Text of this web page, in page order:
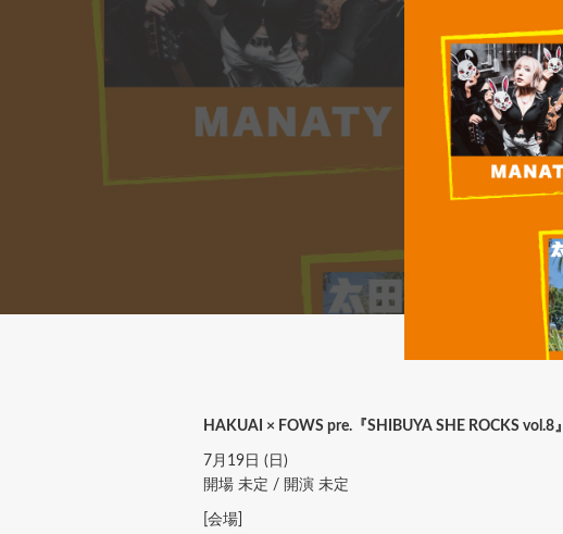
HAKUAI × FOWS pre.『SHIBUYA SHE ROCKS vol.8』
7月19日 (日)
開場 未定 / 開演 未定
[会場]